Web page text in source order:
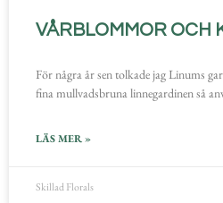
VÅRBLOMMOR OCH
För några år sen tolkade jag Linums
fina mullvadsbruna linnegardinen så
LÄS MER »
Skillad Florals